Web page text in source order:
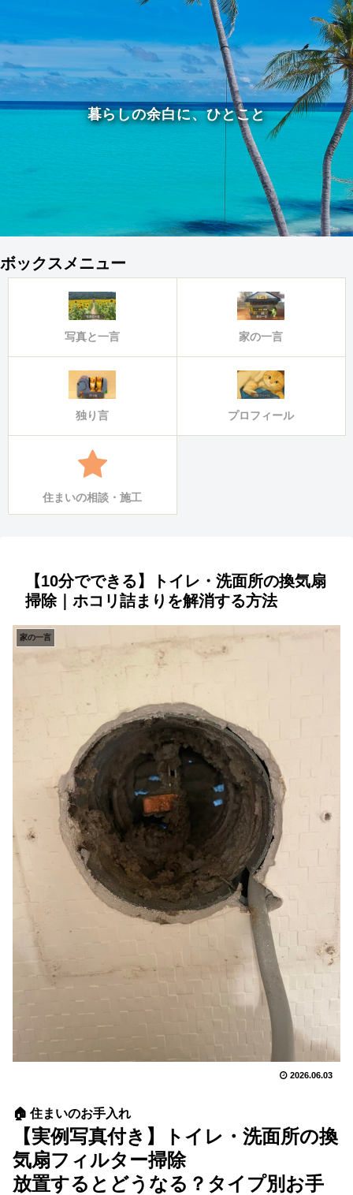
暮らしの余白に、ひとこと
ボックスメニュー
写真と一言 家の一言
独り言 プロフィール
住まいの相談・施工
【10分でできる】トイレ・洗面所の換気扇
掃除｜ホコリ詰まりを解消する方法
家の一言
2026.06.03
🏠 住まいのお手入れ
【実例写真付き】トイレ・洗面所の換
気扇フィルター掃除
放置するとどうなる？タイプ別お手